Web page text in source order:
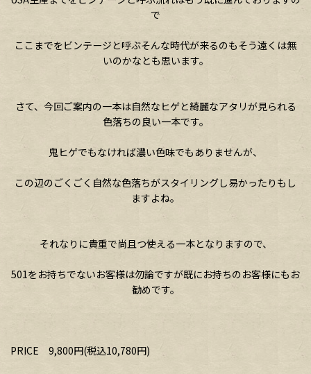
で
ここまでをビンテージと呼ぶそんな時代が来るのもそう遠くは無
いのかなとも思います。
さて、今回ご案内の一本は自然なヒゲと綺麗なアタリが見られる
色落ちの良い一本です。
鬼ヒゲでもなければ濃い色味でもありませんが、
この辺のごくごく自然な色落ちがスタイリングし易かったりもし
ますよね。
それなりに貴重で尚且つ使える一本となりますので、
501をお持ちでないお客様は勿論ですが既にお持ちのお客様にもお
勧めです。
PRICE 9,800円(税込10,780円)